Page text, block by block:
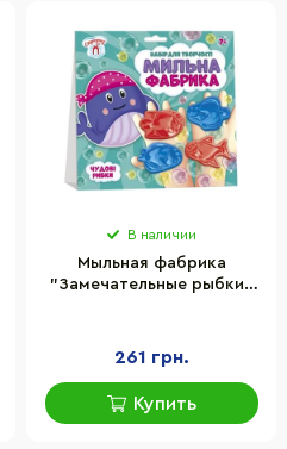
В наличии
Мыльная фабрика
"Замечательные рыбки"
261 грн.
Купить